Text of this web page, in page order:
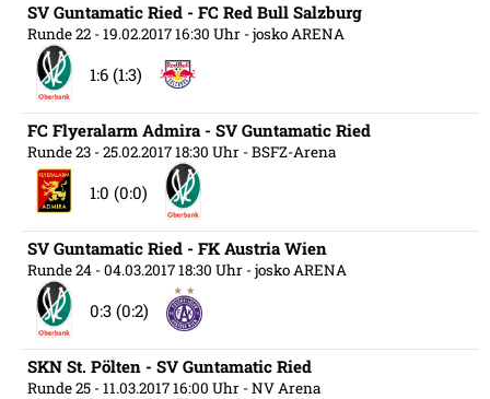
SV Guntamatic Ried - FC Red Bull Salzburg
Runde 22 - 19.02.2017 16:30 Uhr - josko ARENA
1:6 (1:3)
FC Flyeralarm Admira - SV Guntamatic Ried
Runde 23 - 25.02.2017 18:30 Uhr - BSFZ-Arena
1:0 (0:0)
SV Guntamatic Ried - FK Austria Wien
Runde 24 - 04.03.2017 18:30 Uhr - josko ARENA
0:3 (0:2)
SKN St. Pölten - SV Guntamatic Ried
Runde 25 - 11.03.2017 16:00 Uhr - NV Arena